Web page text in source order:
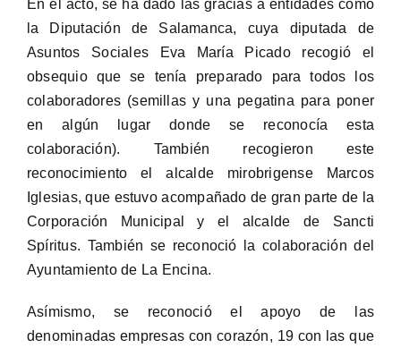
En el acto, se ha dado las gracias a entidades como
la Diputación de Salamanca, cuya diputada de
Asuntos Sociales Eva María Picado recogió el
obsequio que se tenía preparado para todos los
colaboradores (semillas y una pegatina para poner
en algún lugar donde se reconocía esta
colaboración). También recogieron este
reconocimiento el alcalde mirobrigense Marcos
Iglesias, que estuvo acompañado de gran parte de la
Corporación Municipal y el alcalde de Sancti
Spíritus. También se reconoció la colaboración del
Ayuntamiento de La Encina.
Asímismo, se reconoció el apoyo de las
denominadas empresas con corazón, 19 con las que